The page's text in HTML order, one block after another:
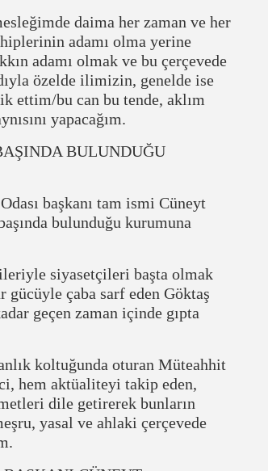
daima her zaman ve her
adamı olma yerine
adamı olmak ve bu çerçevede
özelde ilimizin, genelde ise
ettim/bu can bu tende, aklım
yapacağım.
BULUNDUĞU
başkanı tam ismi Cüneyt
bulunduğu kurumuna
siyasetçileri başta olmak
çaba sarf eden Göktaş
geçen zaman içinde gıpta
koltuğunda oturan Müteahhit
hem aktüaliteyi takip eden,
dile getirerek bunların
yasal ve ahlaki çerçevede